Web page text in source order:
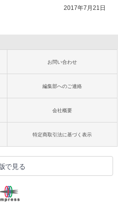
2017年7月21日
お問い合わせ
編集部へのご連絡
会社概要
特定商取引法に基づく表示
で見る